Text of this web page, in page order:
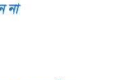
না